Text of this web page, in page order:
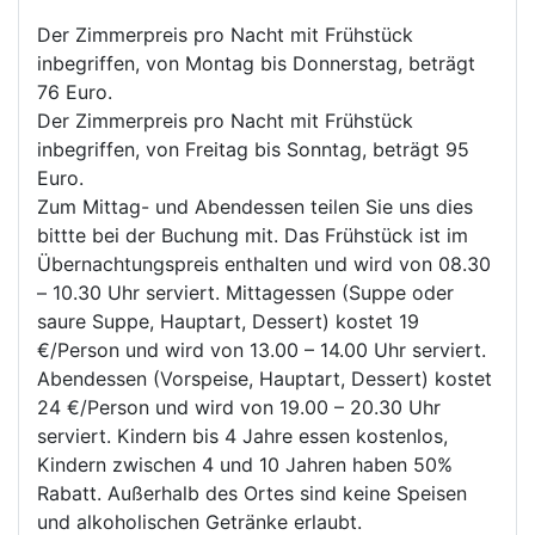
Der Zimmerpreis pro Nacht mit Frühstück
inbegriffen, von Montag bis Donnerstag, beträgt
76 Euro.
Der Zimmerpreis pro Nacht mit Frühstück
inbegriffen, von Freitag bis Sonntag, beträgt 95
Euro.
Zum Mittag- und Abendessen teilen Sie uns dies
bittte bei der Buchung mit. Das Frühstück ist im
Übernachtungspreis enthalten und wird von 08.30
– 10.30 Uhr serviert. Mittagessen (Suppe oder
saure Suppe, Hauptart, Dessert) kostet 19
€/Person und wird von 13.00 – 14.00 Uhr serviert.
Abendessen (Vorspeise, Hauptart, Dessert) kostet
24 €/Person und wird von 19.00 – 20.30 Uhr
serviert. Kindern bis 4 Jahre essen kostenlos,
Kindern zwischen 4 und 10 Jahren haben 50%
Rabatt. Außerhalb des Ortes sind keine Speisen
und alkoholischen Getränke erlaubt.